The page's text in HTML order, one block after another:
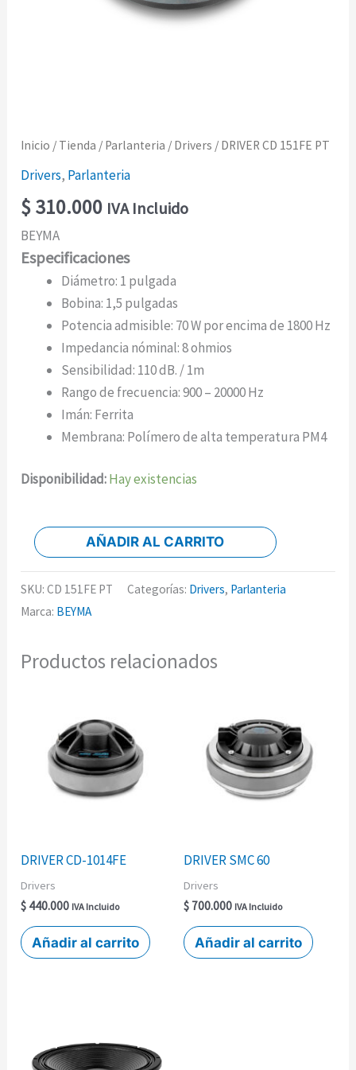
Inicio / Tienda / Parlanteria / Drivers / DRIVER CD 151FE PT
Drivers, Parlanteria
$310.000 IVA Incluido
BEYMA
Especificaciones
Diámetro: 1 pulgada
Bobina: 1,5 pulgadas
Potencia admisible: 70 W por encima de 1800 Hz
Impedancia nóminal: 8 ohmios
Sensibilidad: 110 dB. / 1m
Rango de frecuencia: 900 – 20000 Hz
Imán: Ferrita
Membrana: Polímero de alta temperatura PM4
Disponibilidad:Hay existencias
AÑADIR AL CARRITO
SKU:CD 151FE PT Categorías: Drivers, Parlanteria
Marca: BEYMA
Productos relacionados
DRIVER CD-1014FE
Drivers
$ 440.000 IVA Incluido
Añadir al carrito
DRIVER SMC 60
Drivers
$ 700.000 IVA Incluido
Añadir al carrito